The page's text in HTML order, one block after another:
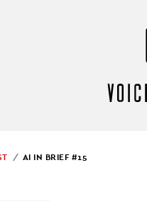
AI IN BRIEF #15